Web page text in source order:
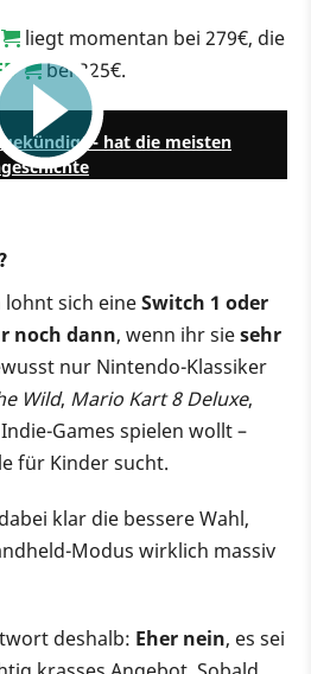
liegt momentan bei 279€, die
bei 325€.
- hat die meisten
sich eineSwitch 1 oder
noch dann, wenn ihr siesehr
nur Nintendo-Klassiker
Wild, Mario Kart 8 Deluxe,
Games spielen wollt –
für Kinder sucht.
klar die bessere Wahl,
Modus wirklich massiv
deshalb: Eher nein, es sei